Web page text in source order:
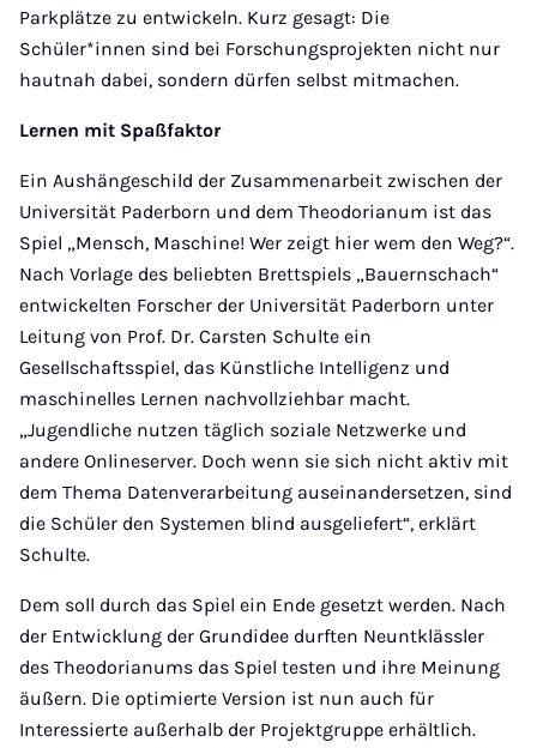
Parkplätze zu entwickeln. Kurz gesagt: Die
Schüler*innen sind bei Forschungsprojekten nicht nur
hautnah dabei, sondern dürfen selbst mitmachen.
Lernen mit Spaßfaktor
Ein Aushängeschild der Zusammenarbeit zwischen der
Universität Paderborn und dem Theodorianum ist das
Spiel „Mensch, Maschine! Wer zeigt hier wem den Weg?“.
Nach Vorlage des beliebten Brettspiels „Bauernschach“
entwickelten Forscher der Universität Paderborn unter
Leitung von Prof. Dr. Carsten Schulte ein
Gesellschaftsspiel, das Künstliche Intelligenz und
maschinelles Lernen nachvollziehbar macht.
„Jugendliche nutzen täglich soziale Netzwerke und
andere Onlineserver. Doch wenn sie sich nicht aktiv mit
dem Thema Datenverarbeitung auseinandersetzen, sind
die Schüler den Systemen blind ausgeliefert“, erklärt
Schulte.
Dem soll durch das Spiel ein Ende gesetzt werden. Nach
der Entwicklung der Grundidee durften Neuntklässler
des Theodorianums das Spiel testen und ihre Meinung
äußern. Die optimierte Version ist nun auch für
Interessierte außerhalb der Projektgruppe erhältlich.